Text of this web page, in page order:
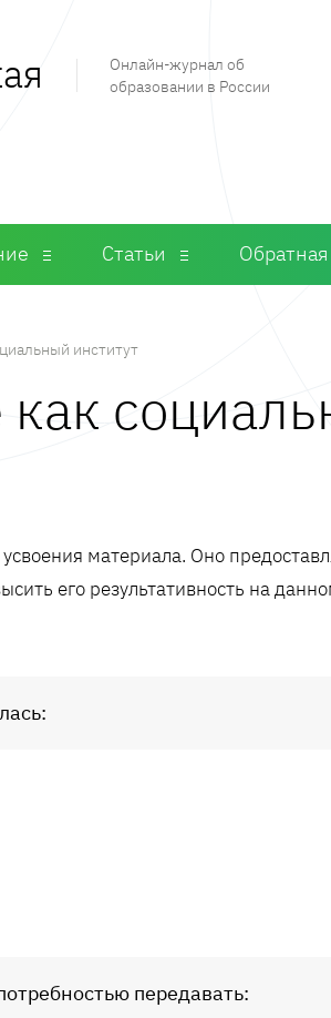
Онлайн-журнал об
образовании в России
Статьи
институт
как
материала. Оно
его результативность на
передавать: